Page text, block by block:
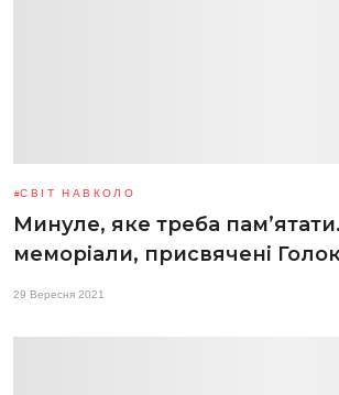
СВІТ НАВКОЛО
Минуле, яке треба
меморіали, присвячені
29 Вересня 2021